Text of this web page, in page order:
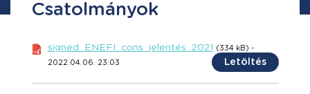
Csatolmányok
signed_ENEFI_cons_jelentés_2021 (334 kB) -
2022.04.06. 23:03 Letöltés